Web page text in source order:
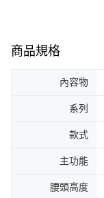
商品規格
內容物
系列
款式
主功能
腰頭高度